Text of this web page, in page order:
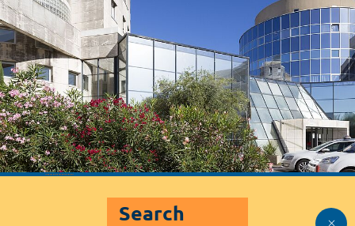
Search